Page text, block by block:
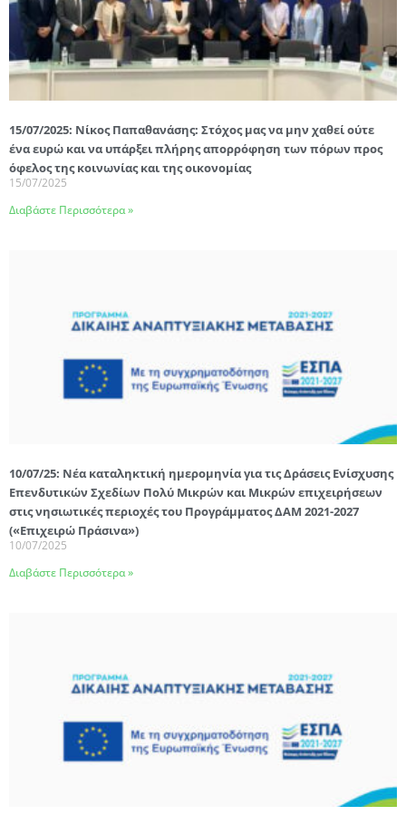
15/07/2025: Νίκος Παπαθανάσης: Στόχος μας να μην χαθεί ούτε
ένα ευρώ και να υπάρξει πλήρης απορρόφηση των πόρων προς
όφελος της κοινωνίας και της οικονομίας
15/07/2025
Διαβάστε Περισσότερα »
10/07/25: Νέα καταληκτική ημερομηνία για τις Δράσεις Ενίσχυσης
Επενδυτικών Σχεδίων Πολύ Μικρών και Μικρών επιχειρήσεων
στις νησιωτικές περιοχές του Προγράμματος ΔΑΜ 2021-2027
(«Επιχειρώ Πράσινα»)
10/07/2025
Διαβάστε Περισσότερα »